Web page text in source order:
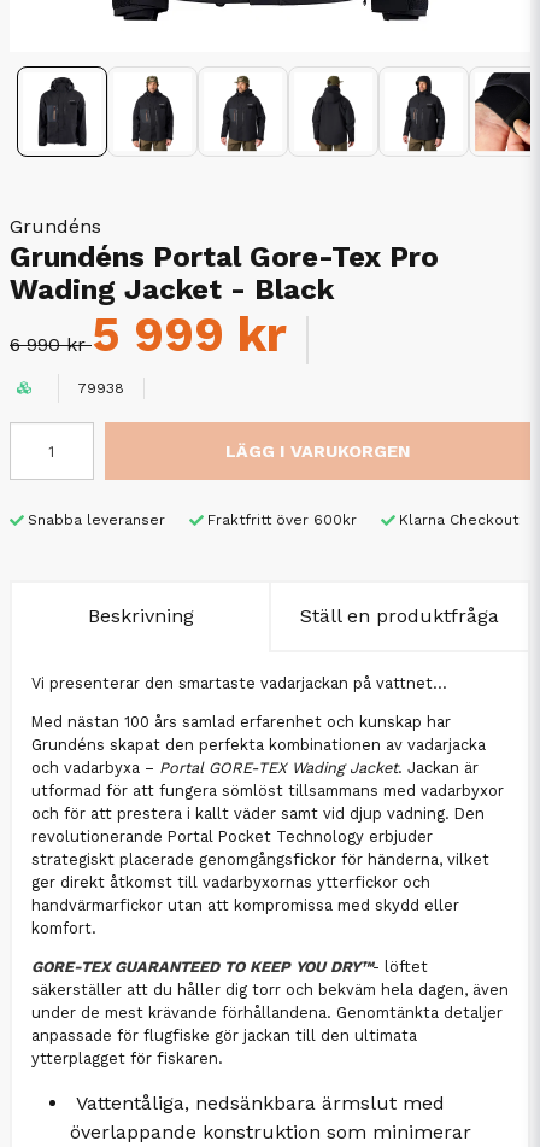
Grundéns
Grundéns Portal Gore-Tex Pro
Wading Jacket - Black
6 990 kr5 999 kr
79938
LÄGG I VARUKORGEN
Snabba leveranser Fraktfritt över 600kr Klarna Checkout
Beskrivning Ställ en produktfråga
Vi presenterar den smartaste vadarjackan på vattnet...
Med nästan 100 års samlad erfarenhet och kunskap har
Grundéns skapat den perfekta kombinationen av vadarjacka
och vadarbyxa – Portal GORE-TEX Wading Jacket. Jackan är
utformad för att fungera sömlöst tillsammans med vadarbyxor
och för att prestera i kallt väder samt vid djup vadning. Den
revolutionerande Portal Pocket Technology erbjuder
strategiskt placerade genomgångsfickor för händerna, vilket
ger direkt åtkomst till vadarbyxornas ytterfickor och
handvärmarfickor utan att kompromissa med skydd eller
komfort.
GORE-TEX GUARANTEED TO KEEP YOU DRY™- löftet
säkerställer att du håller dig torr och bekväm hela dagen, även
under de mest krävande förhållandena. Genomtänkta detaljer
anpassade för flugfiske gör jackan till den ultimata
ytterplagget för fiskaren.
Vattentåliga, nedsänkbara ärmslut med
överlappande konstruktion som minimerar